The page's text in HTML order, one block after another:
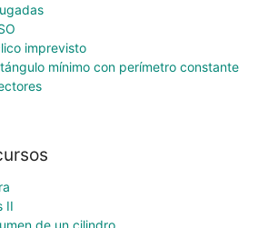
imprevisto
mínimo con perímetro constante
II